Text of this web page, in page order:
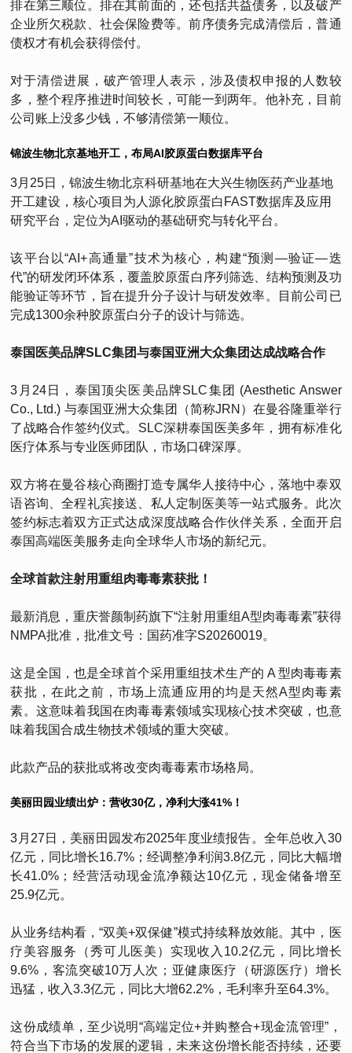
排在第三顺位。排在其前面的，还包括共益债务，以及破产
企业所欠税款、社会保险费等。前序债务完成清偿后，普通
债权才有机会获得偿付。
对于清偿进展，破产管理人表示，涉及债权申报的人数较
多，整个程序推进时间较长，可能一到两年。他补充，目前
公司账上没多少钱，不够清偿第一顺位。
锦波生物北京基地开工，布局AI胶原蛋白数据库平台
3月25日，锦波生物北京科研基地在大兴生物医药产业基地
开工建设，核心项目为人源化胶原蛋白FAST数据库及应用
研究平台，定位为AI驱动的基础研究与转化平台。
该平台以“AI+高通量”技术为核心，构建“预测—验证—迭
代”的研发闭环体系，覆盖胶原蛋白序列筛选、结构预测及功
能验证等环节，旨在提升分子设计与研发效率。目前公司已
完成1300余种胶原蛋白分子的设计与筛选。
泰国医美品牌SLC集团与泰国亚洲大众集团达成战略合作
3月24日，泰国顶尖医美品牌SLC集团 (Aesthetic Answer
Co., Ltd.) 与泰国亚洲大众集团（简称JRN）在曼谷隆重举行
了战略合作签约仪式。SLC深耕泰国医美多年，拥有标准化
医疗体系与专业医师团队，市场口碑深厚。
双方将在曼谷核心商圈打造专属华人接待中心，落地中泰双
语咨询、全程礼宾接送、私人定制医美等一站式服务。此次
签约标志着双方正式达成深度战略合作伙伴关系，全面开启
泰国高端医美服务走向全球华人市场的新纪元。
全球首款注射用重组肉毒毒素获批！
最新消息，重庆誉颜制药旗下“注射用重组A型肉毒毒素”获得
NMPA批准，批准文号：国药准字S20260019。
这是全国，也是全球首个采用重组技术生产的 A 型肉毒毒素
获批，在此之前，市场上流通应用的均是天然A型肉毒素
素。这意味着我国在肉毒毒素领域实现核心技术突破，也意
味着我国合成生物技术领域的重大突破。
此款产品的获批或将改变肉毒毒素市场格局。
美丽田园业绩出炉：营收30亿，净利大涨41%！
3月27日，美丽田园发布2025年度业绩报告。全年总收入30
亿元，同比增长16.7%；经调整净利润3.8亿元，同比大幅增
长41.0%；经营活动现金流净额达10亿元，现金储备增至
25.9亿元。
从业务结构看，“双美+双保健”模式持续释放效能。其中，医
疗美容服务（秀可儿医美）实现收入10.2亿元，同比增长
9.6%，客流突破10万人次；亚健康医疗（研源医疗）增长
迅猛，收入3.3亿元，同比大增62.2%，毛利率升至64.3%。
这份成绩单，至少说明“高端定位+并购整合+现金流管理”，
符合当下市场的发展的逻辑，未来这份增长能否持续，还要